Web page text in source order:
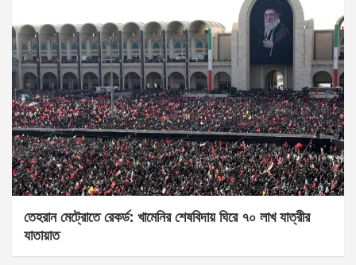
তেহরান মেট্রোতে রেকর্ড: খামেনির শেষবিদায় ঘিরে ৭০ লাখ যাত্রীর
যাতায়াত